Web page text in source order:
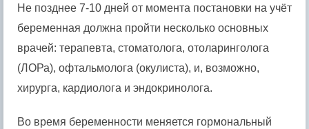
Не позднее 7-10 дней от момента постановки на учёт
беременная должна пройти несколько основных
врачей: терапевта, стоматолога, отоларинголога
(ЛОРа), офтальмолога (окулиста), и, возможно,
хирурга, кардиолога и эндокринолога.
Во время беременности меняется гормональный